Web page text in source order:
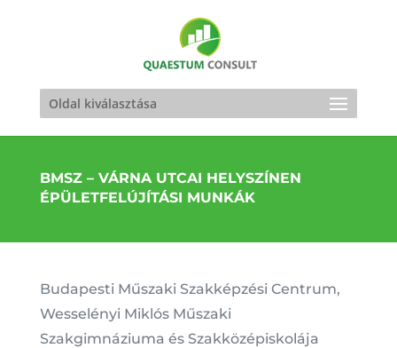
Oldal kiválasztása
BMSZ – VÁRNA UTCAI HELYSZÍNEN
ÉPÜLETFELÚJÍTÁSI MUNKÁK
Budapesti Műszaki Szakképzési Centrum,
Wesselényi Miklós Műszaki
Szakgimnáziuma és Szakközépiskolája